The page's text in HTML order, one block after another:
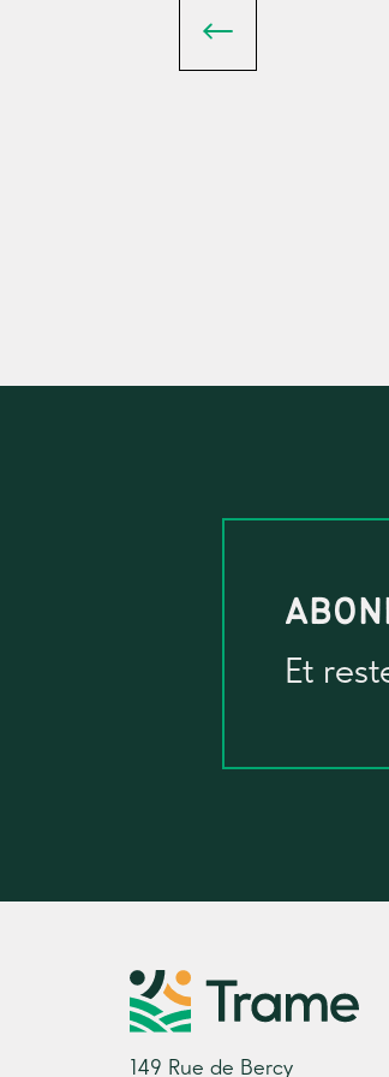
Et
149 Rue de Bercy